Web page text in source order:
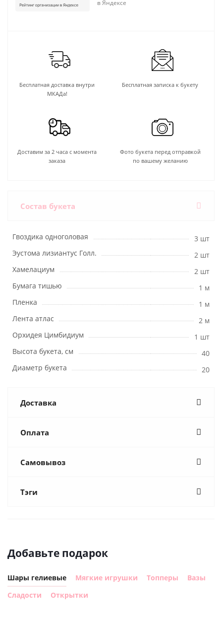
в Яндексе
Бесплатная доставка внутри
МКАДа!
Бесплатная записка к букету
Доставим за 2 часа с момента
заказа
Фото букета перед отправкой
по вашему желанию
Состав букета
Гвоздика одноголовая
3 шт
Эустома лизиантус Голл.
2 шт
Хамелациум
2 шт
Бумага тишью
1 м
Пленка
1 м
Лента атлас
2 м
Орхидея Цимбидиум
1 шт
Высота букета, см
40
Диаметр букета
20
Доставка
Оплата
Самовывоз
Тэги
Добавьте подарок
Шары гелиевые Мягкие игрушки Топперы
Вазы
Сладости
Открытки